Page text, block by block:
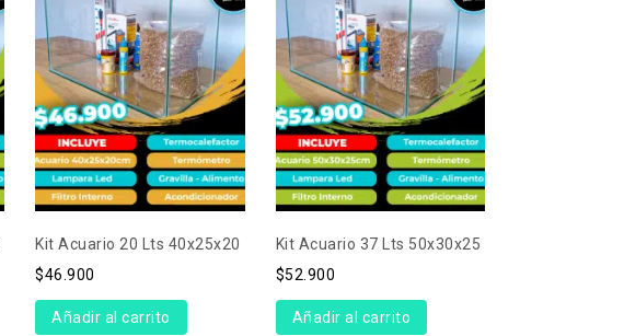
Kit Acuario 20 Lts 40x25x20
$46.900
Añadir al carrito
Kit Acuario 37 Lts 50x30x25
$52.900
Añadir al carrito